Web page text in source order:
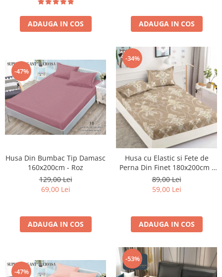
ADAUGA IN COS ADAUGA IN COS
-47%
Husa Din Bumbac Tip Damasc
160x200cm - Roz
129,00 Lei
69,00 Lei
ADAUGA IN COS
-34%
Husa cu Elastic si Fete de
Perna Din Finet 180x200cm -
Bej Royal
89,00 Lei
59,00 Lei
ADAUGA IN COS
-47%
-53%